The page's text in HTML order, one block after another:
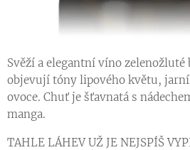
Svěží a elegantní víno zelenožluté
objevují tóny lipového květu,
ovoce. Chuť je šťavnatá s
manga.
TAHLE LÁHEV UŽ JE NEJSPÍŠ